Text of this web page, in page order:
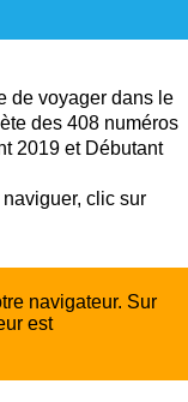
de voyager dans le
des 408 numéros
2019 et Débutant
clic sur
navigateur. Sur
est